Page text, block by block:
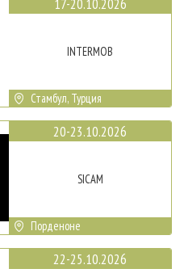
INTERMOB
Стамбул, Турция
20-23.10.2026
SICAM
Порденоне
22-25.10.2026